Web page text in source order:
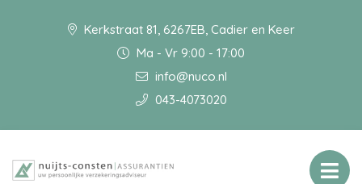
Kerkstraat 81, 6267EB, Cadier en Keer
Ma - Vr 9:00 - 17:00
info@nuco.nl
043-4073020